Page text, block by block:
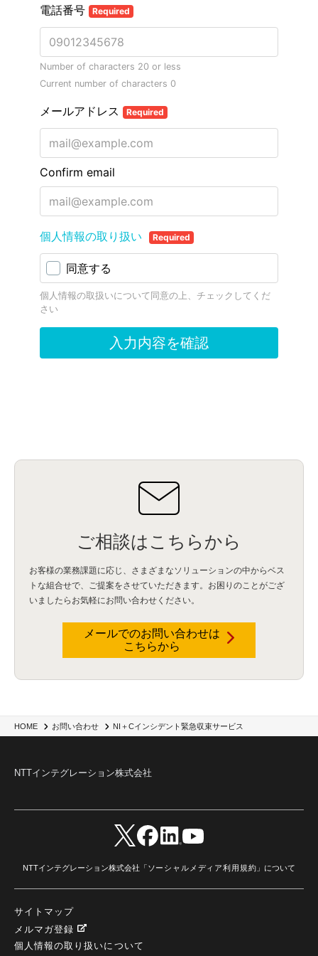
HOME お問い合わせ NI＋Cインシデント緊急収束サービス
ご相談はこちらから
お客様の業務課題に応じ、さまざまなソリューションの中からベス
トな組合せで、
ご提案をさせていただきます。お困りのことがござ
いましたらお気軽にお問い合わせください。
メールでのお問い合わせは
こちらから
NTTインテグレーション株式会社
NTTインテグレーション株式会社「ソーシャルメディア利用規約 」について
サイトマップ
メルマガ登録
個人情報の取り扱いについて